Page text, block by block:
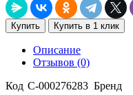
Купить Купить в 1 клик
Описание
Отзывов (0)
Код С-000276283 Бренд